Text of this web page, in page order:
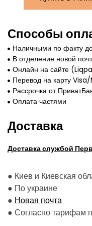
Способы
Наличными по факту
В отделение новой
Онлайн на сайте
Перевод на карту
Рассрочка от
Оплата частями
Доставка
Доставка службой
● Киев и Киевская
● По украине
● Новая почта
● Согласно тарифам